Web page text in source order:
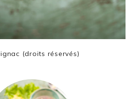
(droits réservés)